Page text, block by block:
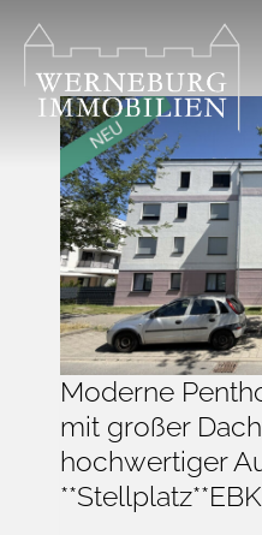
Inhalt
springen
Moderne
mit großer
hochwertiger